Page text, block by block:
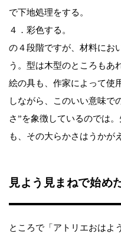
で下地処理をする。
４．彩色する。
の４段階ですが、材料にお
う。型は木型のところもあ
絵の具も、作家によって使
しながら、このいい意味で
さ”を象徴しているのでは
も、その大らかさはうかが
見よう見まねで始め
ところで「アトリエおはよ